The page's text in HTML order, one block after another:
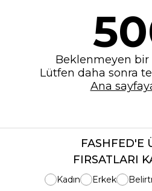
Beklenmeyen bir
Lütfen daha sonra
Ana
FASHFED'E
FIRSATLARI
Kadın Erkek